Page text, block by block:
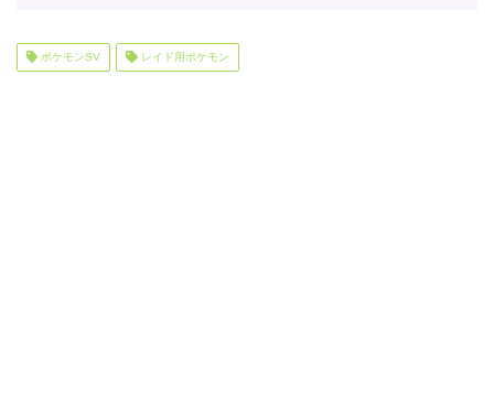
ポケモンSV レイド用ポケモン